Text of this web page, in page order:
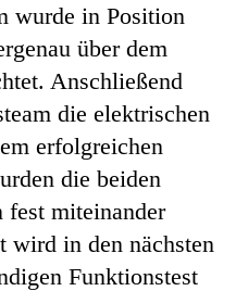
wurde in Position
über dem
Anschließend
die elektrischen
erfolgreichen
die beiden
fest miteinander
wird in den nächsten
Funktionstest